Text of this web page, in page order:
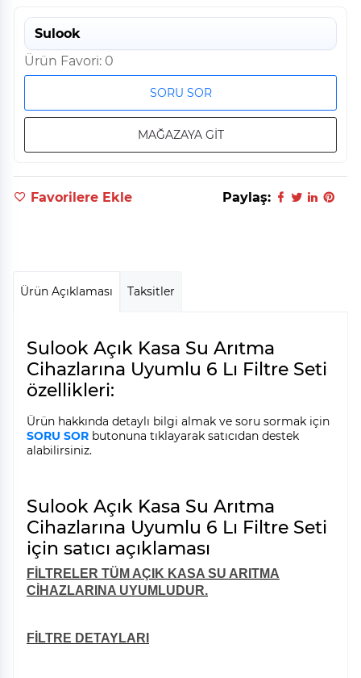
Sulook
Ürün Favori: 0
SORU SOR
MAĞAZAYA GİT
Favorilere Ekle Paylaş:
Ürün Açıklaması Taksitler
Sulook Açık Kasa Su Arıtma
Cihazlarına Uyumlu 6 Lı Filtre Seti
özellikleri:
Ürün hakkında detaylı bilgi almak ve soru sormak için
SORU SOR butonuna tıklayarak satıcıdan destek
alabilirsiniz.
Sulook Açık Kasa Su Arıtma
Cihazlarına Uyumlu 6 Lı Filtre Seti
için satıcı açıklaması
FİLTRELER TÜM AÇIK KASA SU ARITMA
CİHAZLARINA UYUMLUDUR.
FİLTRE DETAYLARI